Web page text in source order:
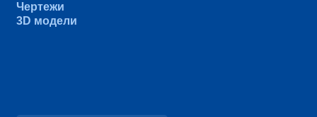
Чертежи
3D модели